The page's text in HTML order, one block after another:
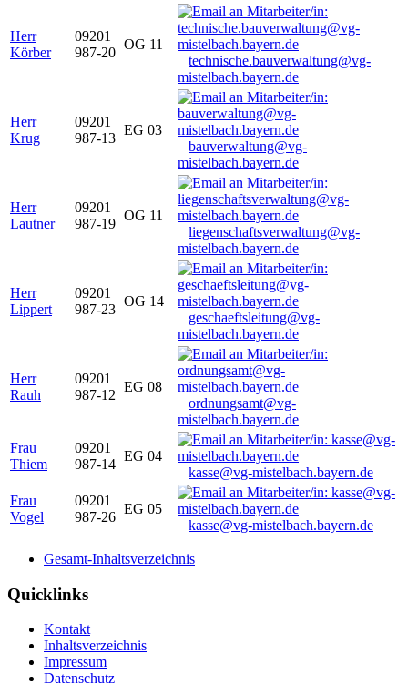
Herr
Körber
09201
987-20
OG 11
technische.bauverwaltung@vg-
mistelbach.bayern.de
Herr
Krug
09201
987-13
EG 03
bauverwaltung@vg-
mistelbach.bayern.de
Herr
Lautner
09201
987-19
OG 11
liegenschaftsverwaltung@vg-
mistelbach.bayern.de
Herr
Lippert
09201
987-23
OG 14
geschaeftsleitung@vg-
mistelbach.bayern.de
Herr
Rauh
09201
987-12
EG 08
ordnungsamt@vg-
mistelbach.bayern.de
Frau
Thiem
09201
987-14
EG 04
kasse@vg-mistelbach.bayern.de
Frau
Vogel
09201
987-26
EG 05
kasse@vg-mistelbach.bayern.de
Gesamt-Inhaltsverzeichnis
Quicklinks
Kontakt
Inhaltsverzeichnis
Impressum
Datenschutz